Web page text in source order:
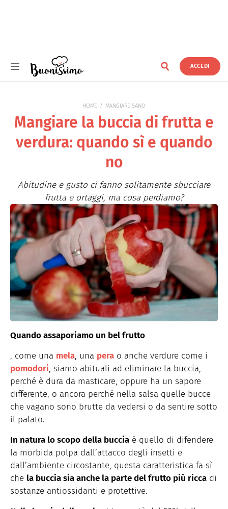
ACCEDI
HOME MANGIARE SANO
Mangiare la buccia di frutta e
verdura: quando sì e quando
no
Abitudine e gusto ci fanno solitamente sbucciare
frutta e ortaggi, ma cosa perdiamo?
Quando assaporiamo un bel frutto
, come una mela, una pera o anche verdure come i
pomodori, siamo abituali ad eliminare la buccia,
perché è dura da masticare, oppure ha un sapore
differente, o ancora perché nella salsa quelle bucce
che vagano sono brutte da vedersi o da sentire sotto
il palato.
In natura lo scopo della buccia è quello di difendere
la morbida polpa dall’attacco degli insetti e
dall’ambiente circostante, questa caratteristica fa sì
che la buccia sia anche la parte del frutto più ricca di
sostanze antiossidanti e protettive.